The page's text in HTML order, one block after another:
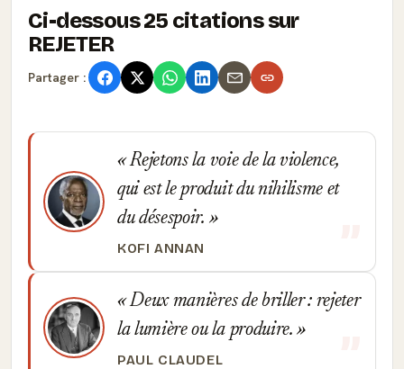
Ci-dessous 25 citations sur
REJETER
Partager :
Rejetons la voie de la violence,
qui est le produit du nihilisme et
du désespoir.
KOFI ANNAN
Deux manières de briller : rejeter
la lumière ou la produire.
PAUL CLAUDEL